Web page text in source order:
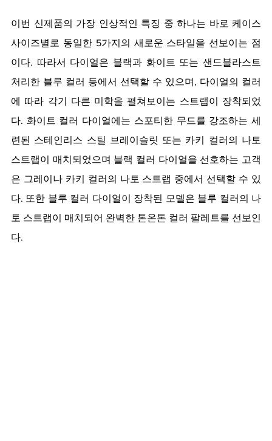
이번 신제품의 가장 인상적인 특징 중 하나는 바로 케이스
사이즈별로 동일한 5가지의 새로운 스타일을 선보이는 점
이다. 따라서 다이얼은 블랙과 화이트 또는 샌드블라스트
처리한 블루 컬러 등에서 선택할 수 있으며, 다이얼의 컬러
에 따라 각기 다른 미학을 펼쳐보이는 스트랩이 장착되었
다. 화이트 컬러 다이얼에는 스포티한 무드를 강조하는 세
련된 스테인리스 스틸 브레이슬릿 또는 카키 컬러의 나토
스트랩이 매치되었으며 블랙 컬러 다이얼을 선호하는 고객
은 그레이나 카키 컬러의 나토 스트랩 중에서 선택할 수 있
다. 또한 블루 컬러 다이얼이 장착된 모델은 블루 컬러의 나
토 스트랩이 매치되어 완벽한 톤온톤 컬러 팔레트를 선보인
다.